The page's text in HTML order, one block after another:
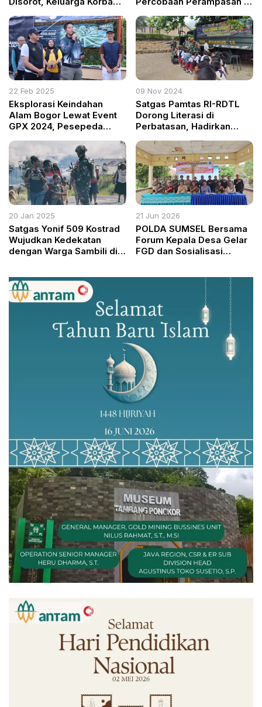
Pendampingan, KH
Achmad Yaudin Sogir
Minta Aparat Bertindak
Tegas
II Semeru 2025
22 Feb 2025
Eksplorasi Keindahan
Alam Bogor Lewat Event
GPX 2024, Pesepeda
dalam Sehari
09 Nov 2024
Satgas Pamtas RI-RDTL
Dorong Literasi di
Perbatasan, Hadirkan
SDK 1 Eban
20 Jan 2025
Satgas Yonif 509 Kostrad
Wujudkan Kedekatan
dengan Warga Sambili di
21 Jun 2026
POLDA SUMSEL Bersama
Forum Kepala Desa Gelar
FGD dan Sosialisasi